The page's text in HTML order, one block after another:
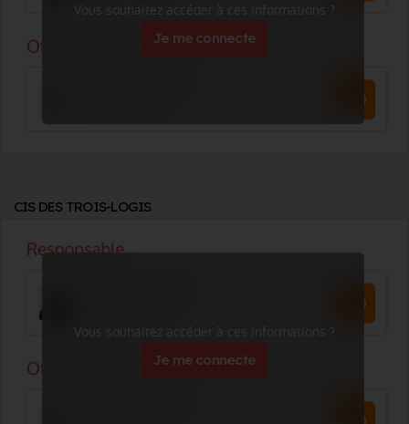
Vous souhaitez accéder à ces informations ?
Je me connecte
CIS DES TROIS-LOGIS
Vous souhaitez accéder à ces informations ?
Je me connecte